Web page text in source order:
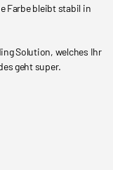
Farbe bleibt stabil in
Solution, welches Ihr
geht super.